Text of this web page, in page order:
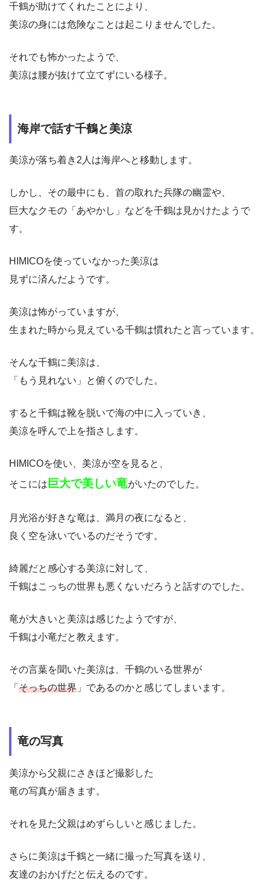
千鶴が助けてくれたことにより、
美涼の身には危険なことは起こりませんでした。
それでも怖かったようで、
美涼は腰が抜けて立てずにいる様子。
海岸で話す千鶴と美涼
美涼が落ち着き2人は海岸へと移動します。
しかし、その最中にも、首の取れた兵隊の幽霊や、
巨大なクモの「あやかし」などを千鶴は見かけたようで
す。
HIMICOを使っていなかった美涼は
見ずに済んだようです。
美涼は怖がっていますが、
生まれた時から見えている千鶴は慣れたと言っています。
そんな千鶴に美涼は、
「もう見れない」と俯くのでした。
すると千鶴は靴を脱いで海の中に入っていき、
美涼を呼んで上を指さします。
HIMICOを使い、美涼が空を見ると、
そこには 巨大で美しい竜がいたのでした。
月光浴が好きな竜は、満月の夜になると、
良く空を泳いでいるのだそうです。
綺麗だと感心する美涼に対して、
千鶴はこっちの世界も悪くないだろうと話すのでした。
竜が大きいと美涼は感じたようですが、
千鶴は小竜だと教えます。
その言葉を聞いた美涼は、千鶴のいる世界が
「 そっちの世界 」であるのかと感じてしまいます。
竜の写真
美涼から父親にさきほど撮影した
竜の写真が届きます。
それを見た父親はめずらしいと感じました。
さらに美涼は千鶴と一緒に撮った写真を送り、
友達のおかげだと伝えるのです。